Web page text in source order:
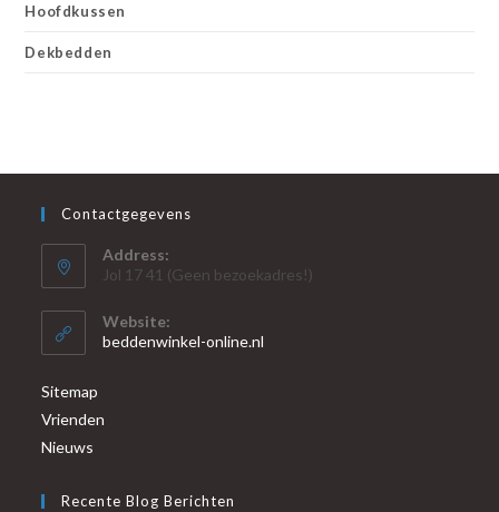
Hoofdkussen
Dekbedden
Contactgegevens
Address:
Jol 17 41 (Geen bezoekadres!)
Website:
beddenwinkel-online.nl
Sitemap
Vrienden
Nieuws
Recente Blog Berichten